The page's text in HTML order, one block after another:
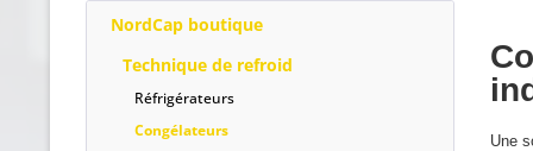
NordCap boutique
Technique de refroid
Réfrigérateurs
Congélateurs
Une